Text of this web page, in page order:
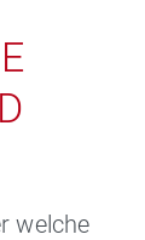
welche